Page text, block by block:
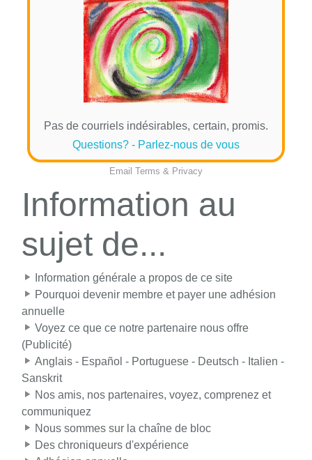
Pas de courriels indésirables, certain, promis.
Questions? - Parlez-nous de vous
Email Terms & Privacy
Information au
sujet de...
Information générale a propos de ce site
Pourquoi devenir membre et payer une adhésion
annuelle
Voyez ce que ce notre partenaire nous offre
(Publicité)
Anglais - Español - Portuguese - Deutsch - Italien -
Sanskrit
Nos amis, nos partenaires, voyez, comprenez et
communiquez
Nous sommes sur la chaîne de bloc
Des chroniqueurs d'expérience